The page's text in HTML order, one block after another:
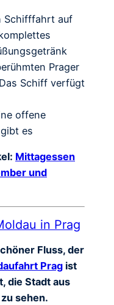
Schifffahrt auf
Prager
Schiff verfügt
offene
es
Mittagessen
und
in Prag
Fluss, der
Prag ist
die Stadt aus
sehen.